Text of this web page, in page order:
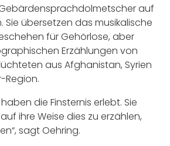
auf
Sie übersetzen das musikalische
für Gehörlose, aber
Erzählungen von
aus Afghanistan, Syrien
Region.
die Finsternis erlebt. Sie
ihre Weise dies zu erzählen,
sagt Oehring.